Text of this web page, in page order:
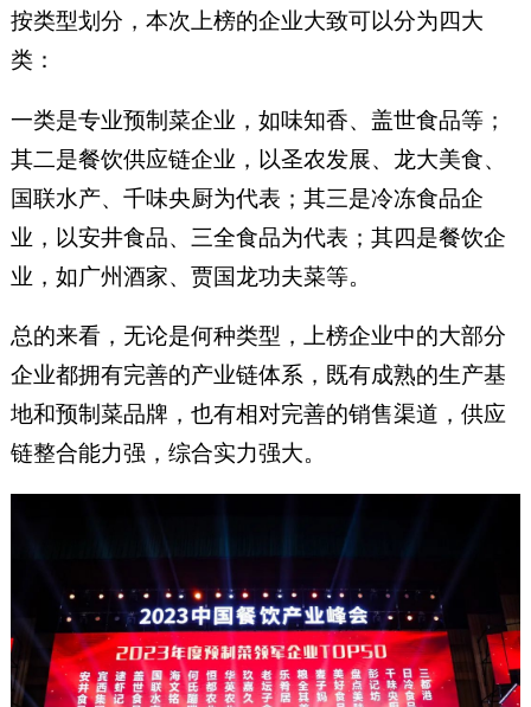
按类型划分，本次上榜的企业大致可以分为四大
类：
一类是专业预制菜企业，如味知香、盖世食品等；
其二是餐饮供应链企业，以圣农发展、龙大美食、
国联水产、千味央厨为代表；其三是冷冻食品企
业，以安井食品、三全食品为代表；其四是餐饮企
业，如广州酒家、贾国龙功夫菜等。
总的来看，无论是何种类型，上榜企业中的大部分
企业都拥有完善的产业链体系，既有成熟的生产基
地和预制菜品牌，也有相对完善的销售渠道，供应
链整合能力强，综合实力强大。